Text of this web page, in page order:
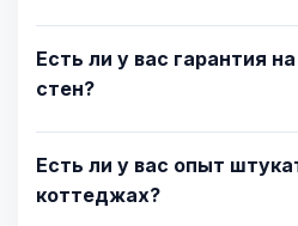
Есть ли у вас гарантия
стен?
Есть ли у вас опыт
коттеджах?